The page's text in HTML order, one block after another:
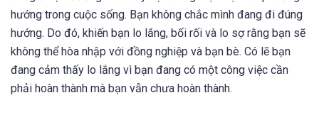
hướng trong cuộc sống. Bạn không chắc mình đang đi đúng
hướng. Do đó, khiến bạn lo lắng, bối rối và lo sợ rằng bạn sẽ
không thể hòa nhập với đồng nghiệp và bạn bè. Có lẽ bạn
đang cảm thấy lo lắng vì bạn đang có một công việc cần
phải hoàn thành mà bạn vẫn chưa hoàn thành.